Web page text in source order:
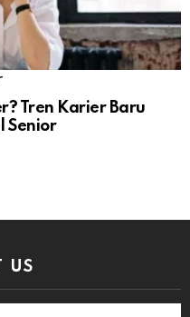
Tren Karier Baru
Senior
US